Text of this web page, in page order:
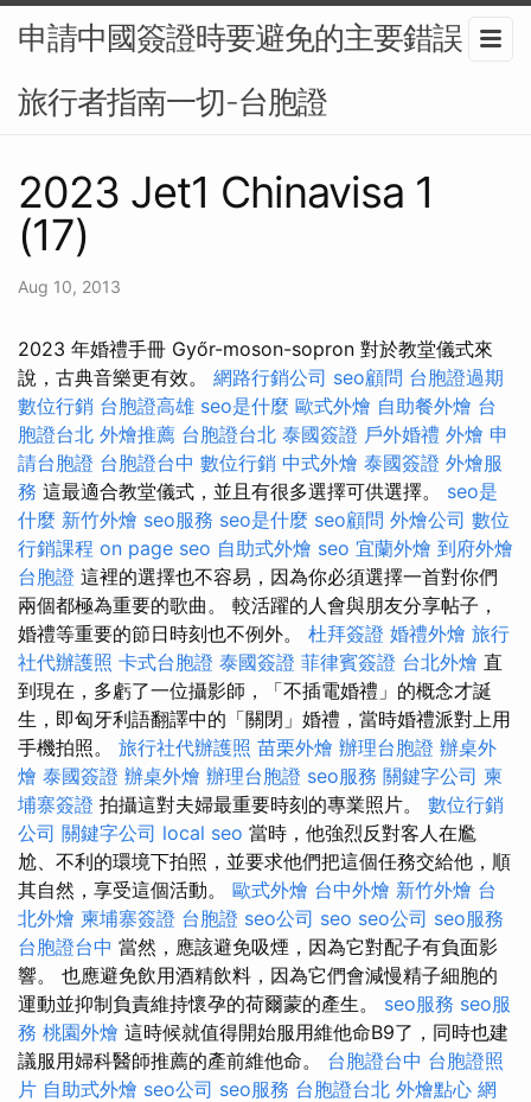
申請中國簽證時要避免的主要錯誤：
旅行者指南一切-台胞證
2023 Jet1 Chinavisa 1
(17)
Aug 10, 2013
2023 年婚禮手冊 Győr-moson-sopron 對於教堂儀式來
說，古典音樂更有效。 網路行銷公司 seo顧問 台胞證過期
數位行銷 台胞證高雄 seo是什麼 歐式外燴 自助餐外燴 台
胞證台北 外燴推薦 台胞證台北 泰國簽證 戶外婚禮 外燴 申
請台胞證 台胞證台中 數位行銷 中式外燴 泰國簽證 外燴服
務 這最適合教堂儀式，並且有很多選擇可供選擇。 seo是
什麼 新竹外燴 seo服務 seo是什麼 seo顧問 外燴公司 數位
行銷課程 on page seo 自助式外燴 seo 宜蘭外燴 到府外燴
台胞證 這裡的選擇也不容易，因為你必須選擇一首對你們
兩個都極為重要的歌曲。 較活躍的人會與朋友分享帖子，
婚禮等重要的節日時刻也不例外。 杜拜簽證 婚禮外燴 旅行
社代辦護照 卡式台胞證 泰國簽證 菲律賓簽證 台北外燴 直
到現在，多虧了一位攝影師，「不插電婚禮」的概念才誕
生，即匈牙利語翻譯中的「關閉」婚禮，當時婚禮派對上用
手機拍照。 旅行社代辦護照 苗栗外燴 辦理台胞證 辦桌外
燴 泰國簽證 辦桌外燴 辦理台胞證 seo服務 關鍵字公司 柬
埔寨簽證 拍攝這對夫婦最重要時刻的專業照片。 數位行銷
公司 關鍵字公司 local seo 當時，他強烈反對客人在尷
尬、不利的環境下拍照，並要求他們把這個任務交給他，順
其自然，享受這個活動。 歐式外燴 台中外燴 新竹外燴 台
北外燴 柬埔寨簽證 台胞證 seo公司 seo seo公司 seo服務
台胞證台中 當然，應該避免吸煙，因為它對配子有負面影
響。 也應避免飲用酒精飲料，因為它們會減慢精子細胞的
運動並抑制負責維持懷孕的荷爾蒙的產生。 seo服務 seo服
務 桃園外燴 這時候就值得開始服用維他命B9了，同時也建
議服用婦科醫師推薦的產前維他命。 台胞證台中 台胞證照
片 自助式外燴 seo公司 seo服務 台胞證台北 外燴點心 網